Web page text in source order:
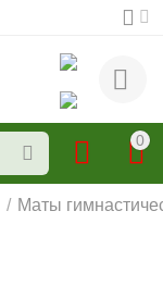
0
/ Маты